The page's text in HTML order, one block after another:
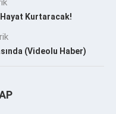
Kurtaracak!
(Videolu Haber)